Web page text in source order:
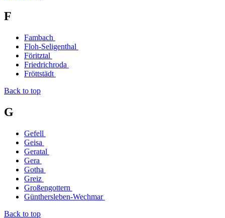
F
Fambach
Floh-Seligenthal
Föritztal
Friedrichroda
Fröttstädt
Back to top
G
Gefell
Geisa
Geratal
Gera
Gotha
Greiz
Großengottern
Günthersleben-Wechmar
Back to top